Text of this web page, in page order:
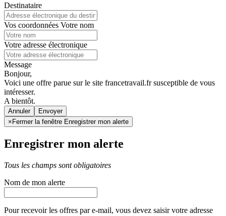
Destinataire
Vos coordonnées Votre nom
Votre adresse électronique
Message
Bonjour,
Voici une offre parue sur le site francetravail.fr susceptible de vous
intéresser.
A bientôt.
Annuler
× Fermer la fenêtre Enregistrer mon alerte
Enregistrer mon alerte
Tous les champs sont obligatoires
Nom de mon alerte
Pour recevoir les offres par e-mail, vous devez saisir votre adresse